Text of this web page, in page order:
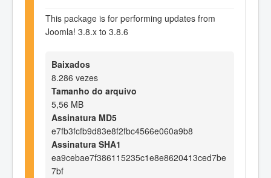
This package is for performing updates from
Joomla! 3.8.x to 3.8.6
Baixados
8.286 vezes
Tamanho do arquivo
5,56 MB
Assinatura MD5
e7fb3fcfb9d83e8f2fbc4566e060a9b8
Assinatura SHA1
ea9cebae7f386115235c1e8e8620413ced7be
7bf